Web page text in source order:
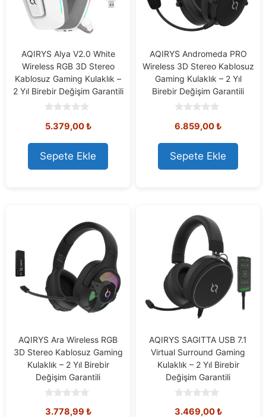
AQIRYS Alya V2.0 White
Wireless RGB 3D Stereo
Kablosuz Gaming Kulaklık –
2 Yıl Birebir Değişim Garantili
o
t
o
f
5
5.379,00₺
Sepete Ekle
AQIRYS Andromeda PRO
Wireless 3D Stereo Kablosuz
Gaming Kulaklık – 2 Yıl
Birebir Değişim Garantili
o
t
o
f
5
6.859,00₺
Sepete Ekle
AQIRYS Ara Wireless RGB
3D Stereo Kablosuz Gaming
Kulaklık – 2 Yıl Birebir
Değişim Garantili
o
3.778,99 ₺
AQIRYS SAGITTA USB 7.1
Virtual Surround Gaming
Kulaklık – 2 Yıl Birebir
Değişim Garantili
o
3.469,00₺